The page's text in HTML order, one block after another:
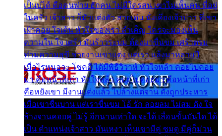
เป็นบ่ได้ คือคนพ่าย ฮักคน ไม่มีใครสน เขาไม่เห็นคน ที่อยู่
ในครัว เจ้าสาว ก็มัวแต่งตัว สวยเด่น นั่งเคียงเจ้าบ่าว ที่เขา
เฝ้าคอย ใจเต้น หัวใจของเรา ลำเค็ญ ใครจะมองเห็น
ความใน ใจ เศร้า มันร้าวระบม ต้องมาขื่นขม เศร้าตรม
ท่ามความสุขี ช่วยงานเขาแต่ง แต่เรา แล้งมาหลายปี
เมื่อไรหนอจะ โชคดี ได้มีพิธีวิวาห์ หัวใจหล้า คอยไปคอย
มา คือหน้าที่เก่า หัวใจหล้า คอยไปคอยมา คือหน้าที่เก่า
คือหยังเขา มีงานแต่งแล้ว ไปล้างแต่จาน ดั่งถูกประหาร
เมื่อเขาชื่นบาน แต่เราขื่นขม โอ้ รัก ลอยลม ไม่สม ดัง ใจ
ล้างจานคอยคู่ ไม่รู้ อีกนานเท่าใด จะได้ เลื่อนขั้นบันได ได้
เป็น ตำแหน่งเจ้าสาว มันเหงา เห็นเขามีคู่ ซมดู มีคู่ก็ม่วน